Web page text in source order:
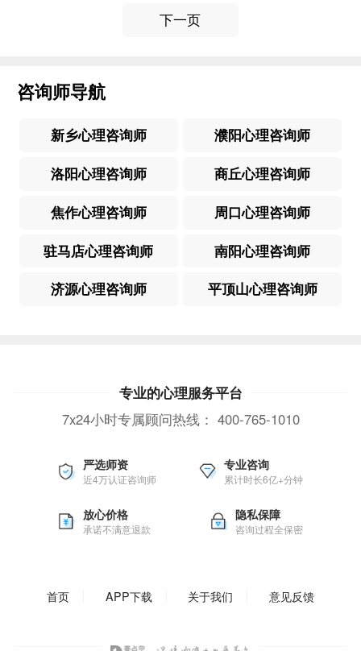
下一页
咨询师导航
新乡心理咨询师
濮阳心理咨询师
洛阳心理咨询师
商丘心理咨询师
焦作心理咨询师
周口心理咨询师
驻马店心理咨询师
南阳心理咨询师
济源心理咨询师
平顶山心理咨询师
专业的心理服务平台
7x24小时专属顾问热线： 400-765-1010
严选师资
近4万认证咨询师
专业咨询
累计时长6亿+分钟
放心价格
承诺不满意退款
隐私保障
咨询过程全保密
首页 APP下载 关于我们 意见反馈